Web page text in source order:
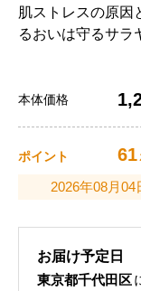
肌ストレスの原因
るおいは守るサラ
本体価格
ポイント 61
2026年08月04
お届け予定日
東京都千代田区